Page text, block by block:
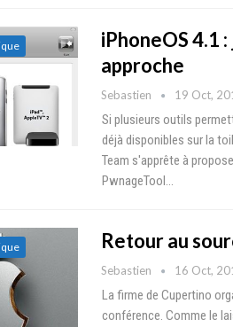
iPhoneOS 4.1
approche
Sebastien 19 Oct,
Si plusieurs outils
déjà disponibles sur la
Team s'apprête à
PwnageTool…
Retour au
Sebastien 16 Oct,
La firme de Cupertino
conférence. Comme le